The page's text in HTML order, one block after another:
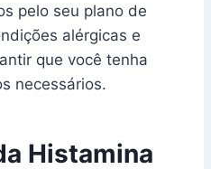
pelo seu plano de
alérgicas e
que você tenha
necessários.
Histamina